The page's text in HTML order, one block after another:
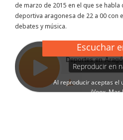
de marzo de 2015 en el que se
deportiva aragonesa de 22 a 00 con
debates y música.